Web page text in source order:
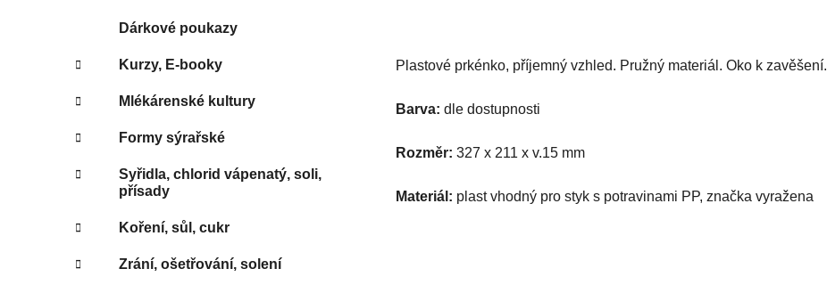
Dárkové poukazy
Kurzy, E-booky
Mlékárenské kultury
Formy sýrařské
Syřidla, chlorid vápenatý, soli,
přísady
Koření, sůl, cukr
Zrání, ošetřování, solení
Plastové prkénko, příjemný vzhled. Pružný materiál. Oko k zavěšení.
Barva: dle dostupnosti
Rozměr: 327 x 211 x v.15 mm
Materiál: plast vhodný pro styk s potravinami PP, značka vyražena